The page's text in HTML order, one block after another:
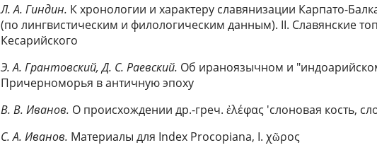
Л. А. Гиндин. К хронологии и характеру славянизации Карпато-
(по лингвистическим и филологическим данным). II. Славянские
Кесарийского
Э. А. Грантовский, Д. С. Раевский. Об ираноязычном и
Причерноморья в античную эпоху
В. В. Иванов. О происхождении др.-греч. ἐλέφας 'слоновая кость,
С. А. Иванов. Материалы для Index Procopiana, I. χῶρος